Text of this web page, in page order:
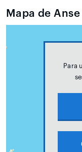
Mapa de
Para